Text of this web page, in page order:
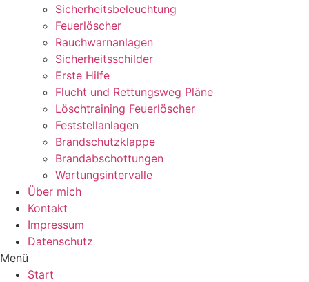
Sicherheitsbeleuchtung
Feuerlöscher
Rauchwarnanlagen
Sicherheitsschilder
Erste Hilfe
Flucht und Rettungsweg Pläne
Löschtraining Feuerlöscher
Feststellanlagen
Brandschutzklappe
Brandabschottungen
Wartungsintervalle
Über mich
Kontakt
Impressum
Datenschutz
Menü
Start